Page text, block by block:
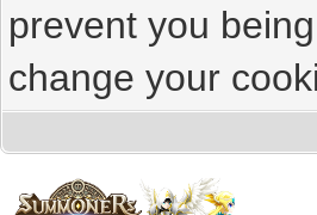
prevent you
change your